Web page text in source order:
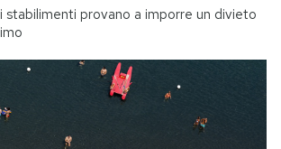
stabilimenti provano a imporre un divieto